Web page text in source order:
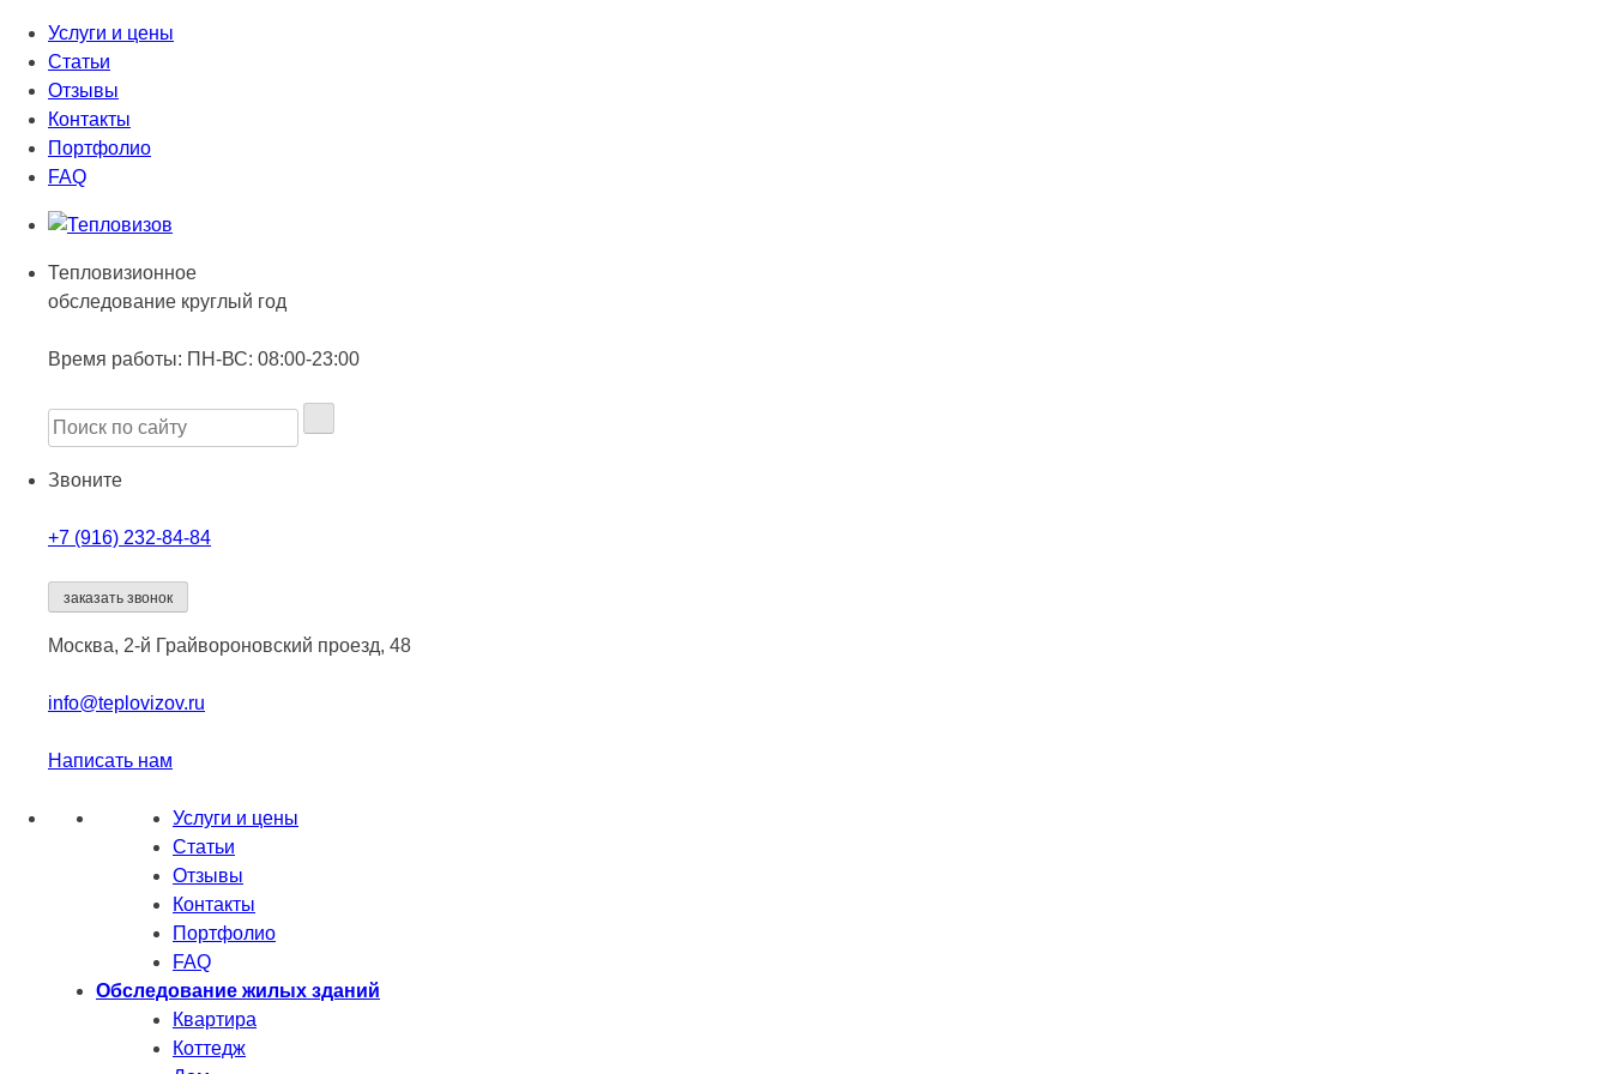
Услуги и цены
Статьи
Отзывы
Контакты
Портфолио
FAQ
Тепловизионное
обследование круглый год
Время работы: ПН-ВС: 08:00-23:00
Звоните
+7 (916) 232-84-84
заказать звонок
Москва, 2-й Грайвороновский проезд, 48
info@teplovizov.ru
Написать нам
Услуги и цены
Статьи
Отзывы
Контакты
Портфолио
FAQ
Обследование жилых зданий
Квартира
Коттедж